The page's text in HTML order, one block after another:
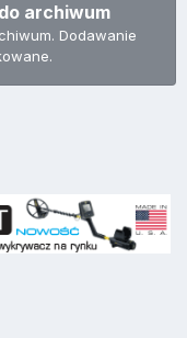
archiwum
Dodawanie